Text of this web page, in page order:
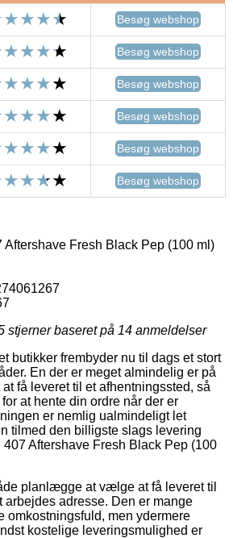
Besøg webshop
Besøg webshop
Besøg webshop
Besøg webshop
Besøg webshop
Besøg webshop
Aftershave Fresh Black Pep (100 ml)
stjerner baseret på 14 anmeldelser
butikker frembyder nu til dags et stort
En der er meget almindelig er på
få leveret til et afhentningssted, så
at hente din ordre når der er
er nemlig ualmindeligt let
tilmed den billigste slags levering
Aftershave Fresh Black Pep (100
planlægge at vælge at få leveret til
arbejdes adresse. Den er mange
omkostningsfuld, men ydermere
kostelige leveringsmulighed er